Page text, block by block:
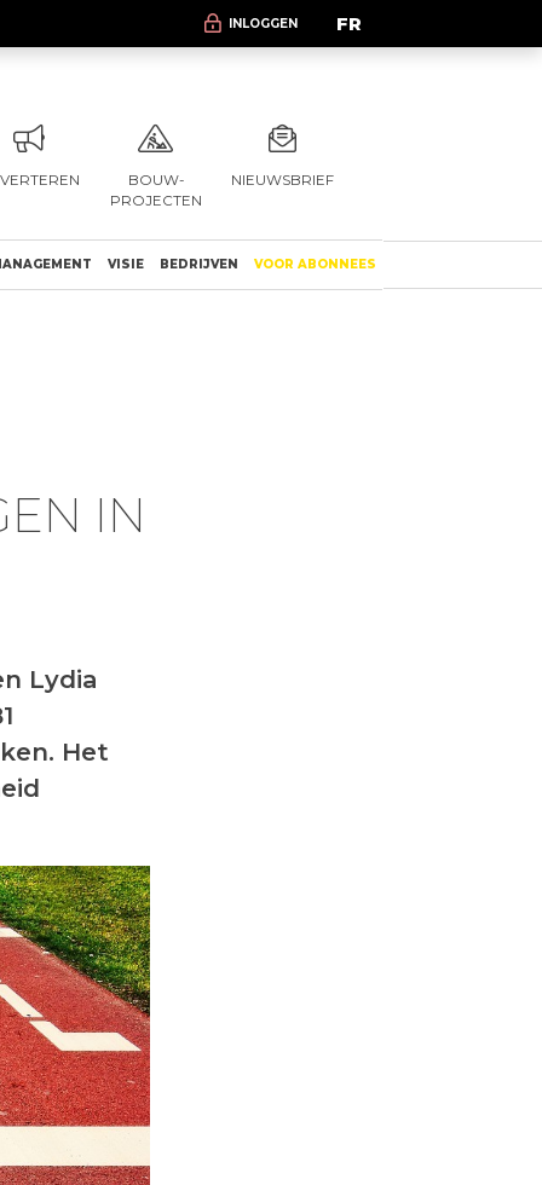
INLOGGEN FR
BOUW-
PROJECTEN
NIEUWSBRIEF
VISIE BEDRIJVEN VOOR ABONNEES
IN
Lydia
Het